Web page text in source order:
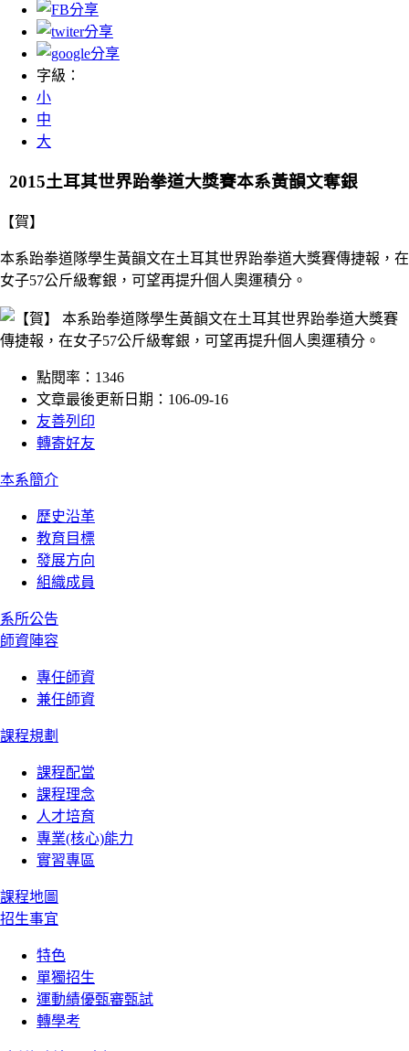
字級：
小
中
大
2015土耳其世界跆拳道大獎賽本系黃韻文奪銀
【賀】
本系跆拳道隊學生黃韻文在土耳其世界跆拳道大獎賽傳捷報，在
女子57公斤級奪銀，可望再提升個人奧運積分。
點閱率：1346
文章最後更新日期：106-09-16
友善列印
轉寄好友
:::
本系簡介
歷史沿革
教育目標
發展方向
組織成員
系所公告
師資陣容
專任師資
兼任師資
課程規劃
課程配當
課程理念
人才培育
專業(核心)能力
實習專區
課程地圖
招生事宜
特色
單獨招生
運動績優甄審甄試
轉學考